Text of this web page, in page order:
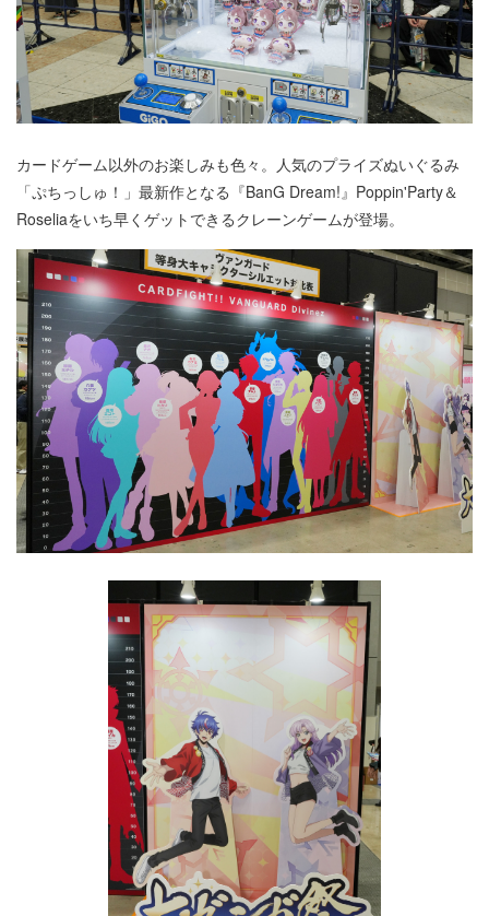
カードゲーム以外のお楽しみも色々。人気のプライズぬいぐるみ
「ぷちっしゅ！」最新作となる『BanG Dream!』Poppin'Party＆
Roseliaをいち早くゲットできるクレーンゲームが登場。